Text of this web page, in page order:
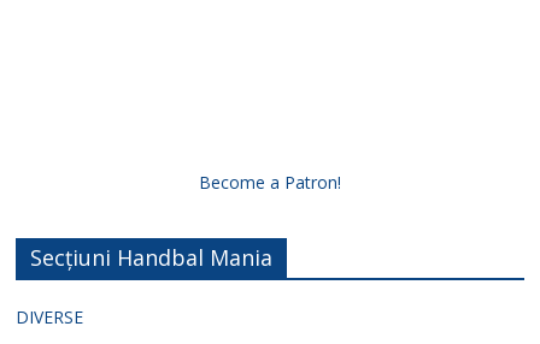
Become a Patron!
Secțiuni Handbal Mania
DIVERSE